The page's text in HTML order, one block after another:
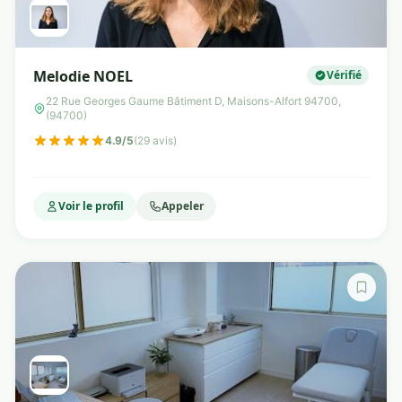
Melodie NOEL Vérifié
22 Rue Georges Gaume Bâtiment D, Maisons-Alfort 94700,
(94700)
4.9/5(29 avis)
Voir le profil Appeler